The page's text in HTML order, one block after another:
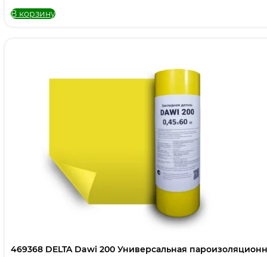
В корзину
469368 DELTA Dawi 200 Универсальная